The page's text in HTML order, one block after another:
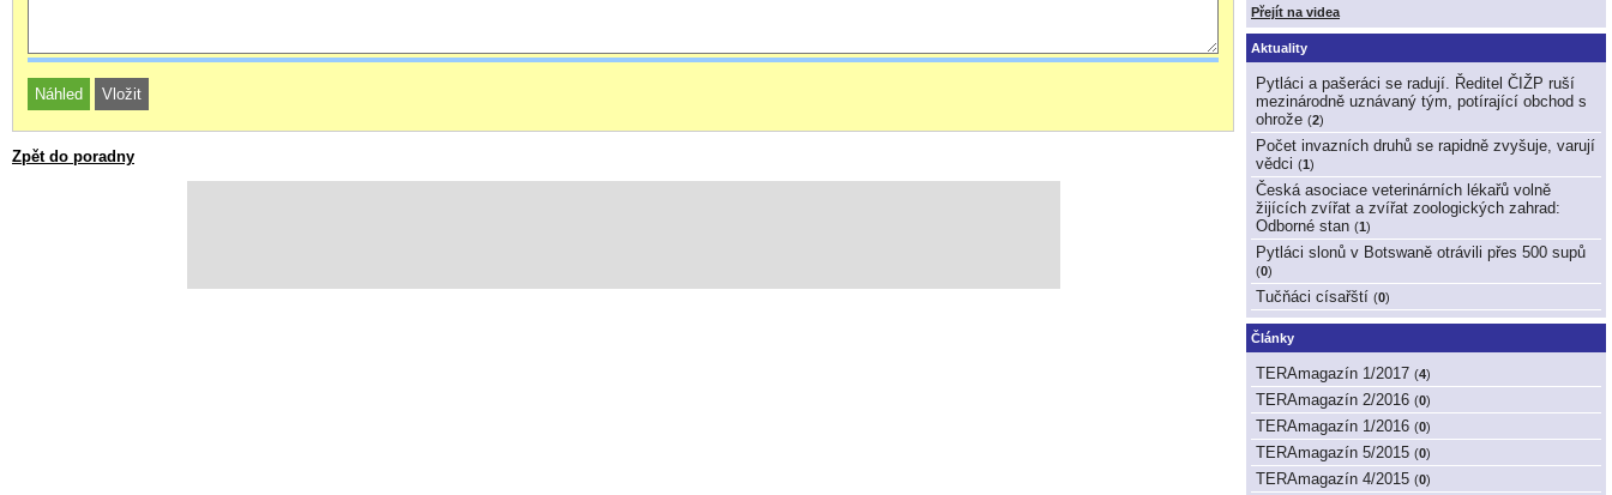
Zpět do poradny
Přejít na videa
Aktuality
Pytláci a pašeráci se radují. Ředitel ČIŽP ruší
mezinárodně uznávaný tým, potírající obchod s
ohrože (2)
Počet invazních druhů se rapidně zvyšuje, varují
vědci (1)
Česká asociace veterinárních lékařů volně
žijících zvířat a zvířat zoologických zahrad:
Odborné stan (1)
Pytláci slonů v Botswaně otrávili přes 500 supů
(0)
Tučňáci císařští (0)
Články
TERAmagazín 1/2017 (4)
TERAmagazín 2/2016 (0)
TERAmagazín 1/2016 (0)
TERAmagazín 5/2015 (0)
TERAmagazín 4/2015 (0)